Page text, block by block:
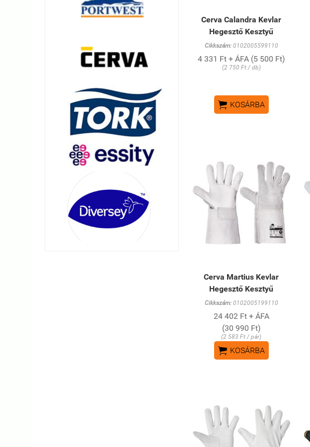
Cerva Calandra Kevlar
Hegesztő Kesztyű
Cikkszám:0102005599110
4 331 Ft + ÁFA (5 500 Ft)
(2 750 Ft / db)
 KOSÁRBA
Cerva Martius Kevlar
Hegesztő Kesztyű
Cikkszám:0102005199110
24 402 Ft + ÁFA
(30 990 Ft)
(2 583 Ft / pár)
 KOSÁRBA